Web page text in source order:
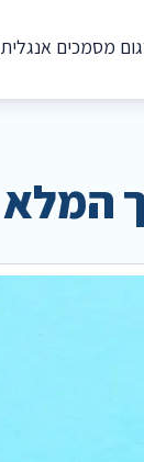
מסמכים אנגלית
המלא